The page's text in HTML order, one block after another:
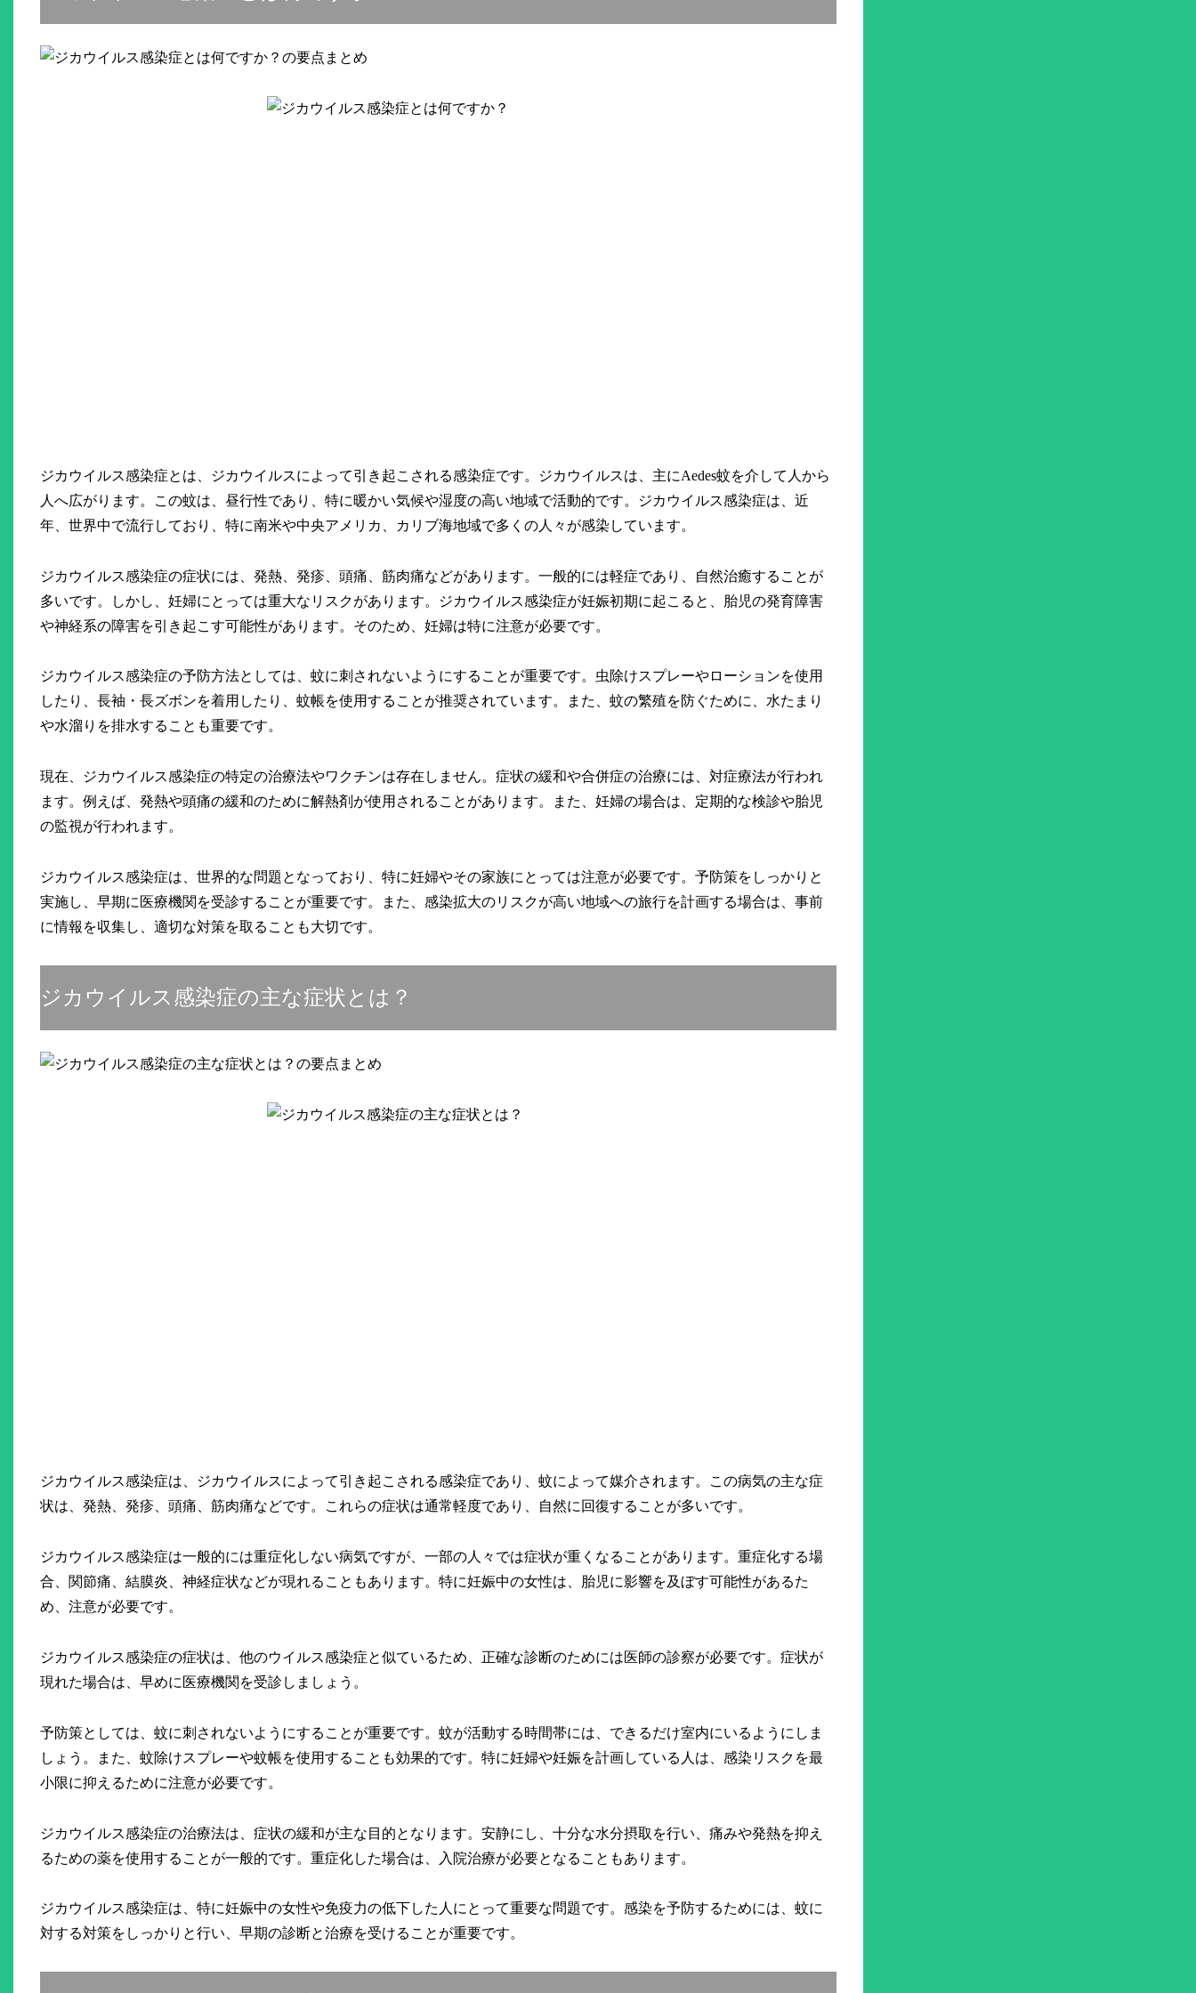
ジカウイルス感染症とは、ジカウイルスによって引き起こされる感染症です。ジカウイルスは、主にAedes蚊を介して人から
人へ広がります。この蚊は、昼行性であり、特に暖かい気候や湿度の高い地域で活動的です。ジカウイルス感染症は、近
年、世界中で流行しており、特に南米や中央アメリカ、カリブ海地域で多くの人々が感染しています。
ジカウイルス感染症の症状には、発熱、発疹、頭痛、筋肉痛などがあります。一般的には軽症であり、自然治癒することが
多いです。しかし、妊婦にとっては重大なリスクがあります。ジカウイルス感染症が妊娠初期に起こると、胎児の発育障害
や神経系の障害を引き起こす可能性があります。そのため、妊婦は特に注意が必要です。
ジカウイルス感染症の予防方法としては、蚊に刺されないようにすることが重要です。虫除けスプレーやローションを使用
したり、長袖・長ズボンを着用したり、蚊帳を使用することが推奨されています。また、蚊の繁殖を防ぐために、水たまり
や水溜りを排水することも重要です。
現在、ジカウイルス感染症の特定の治療法やワクチンは存在しません。症状の緩和や合併症の治療には、対症療法が行われ
ます。例えば、発熱や頭痛の緩和のために解熱剤が使用されることがあります。また、妊婦の場合は、定期的な検診や胎児
の監視が行われます。
ジカウイルス感染症は、世界的な問題となっており、特に妊婦やその家族にとっては注意が必要です。予防策をしっかりと
実施し、早期に医療機関を受診することが重要です。また、感染拡大のリスクが高い地域への旅行を計画する場合は、事前
に情報を収集し、適切な対策を取ることも大切です。
ジカウイルス感染症の主な症状とは？
ジカウイルス感染症は、ジカウイルスによって引き起こされる感染症であり、蚊によって媒介されます。この病気の主な症
状は、発熱、発疹、頭痛、筋肉痛などです。これらの症状は通常軽度であり、自然に回復することが多いです。
ジカウイルス感染症は一般的には重症化しない病気ですが、一部の人々では症状が重くなることがあります。重症化する場
合、関節痛、結膜炎、神経症状などが現れることもあります。特に妊娠中の女性は、胎児に影響を及ぼす可能性があるた
め、注意が必要です。
ジカウイルス感染症の症状は、他のウイルス感染症と似ているため、正確な診断のためには医師の診察が必要です。症状が
現れた場合は、早めに医療機関を受診しましょう。
予防策としては、蚊に刺されないようにすることが重要です。蚊が活動する時間帯には、できるだけ室内にいるようにしま
しょう。また、蚊除けスプレーや蚊帳を使用することも効果的です。特に妊婦や妊娠を計画している人は、感染リスクを最
小限に抑えるために注意が必要です。
ジカウイルス感染症の治療法は、症状の緩和が主な目的となります。安静にし、十分な水分摂取を行い、痛みや発熱を抑え
るための薬を使用することが一般的です。重症化した場合は、入院治療が必要となることもあります。
ジカウイルス感染症は、特に妊娠中の女性や免疫力の低下した人にとって重要な問題です。感染を予防するためには、蚊に
対する対策をしっかりと行い、早期の診断と治療を受けることが重要です。